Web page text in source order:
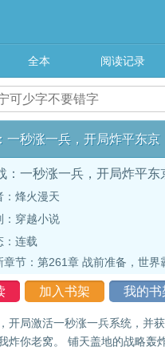
全本 阅读记录
一秒涨一兵，开局炸平东京
：一秒涨一兵，开局炸平东
：烽火漫天
：穿越小说
：连载
节： 第261章 战前准备，世界
加入书架 我的书
开局激活一秒涨一兵系统，并
炸你老窝。 铺天盖地的战略轰